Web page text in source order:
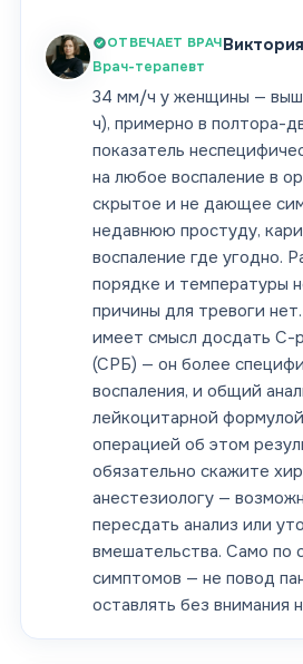
ОТВЕЧАЕТ ВРАЧ
Врач-терапевт
34 мм/ч у женщины —
ч), примерно в полтора-
показатель
на любое воспаление в
скрытое и не дающее
недавнюю простуду,
воспаление где угодно.
порядке и температуры
причины для тревоги
имеет смысл досдать С-
(СРБ) — он более
воспаления, и общий
лейкоцитарной
операцией об этом
обязательно скажите
анестезиологу —
пересдать анализ или
вмешательства. Само по
симптомов — не повод
оставлять без внимания